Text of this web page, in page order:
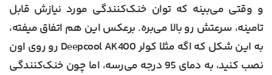
و وقتی می‌بینه که توان خنک‌کنندگی مورد نیازش قابل
تامینه، سرعتش رو بالا می‌بره. برعکس این هم اتفاق میفته،
به این شکل که اگه مثلا کولر Deepcool AK400 رو روی اون
نصب کنید، به دمای 95 درجه می‌رسه، اما چون خنک‌کنندگی